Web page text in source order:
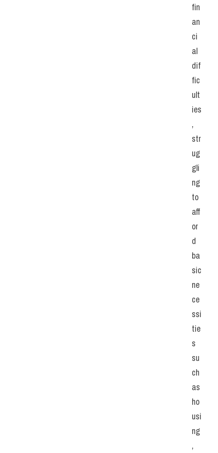
fin
an
ci
al
dif
fic
ult
ies
,
str
ug
gli
ng
to
aff
or
d
ba
sic
ne
ce
ssi
tie
s
su
ch
as
ho
usi
ng
,